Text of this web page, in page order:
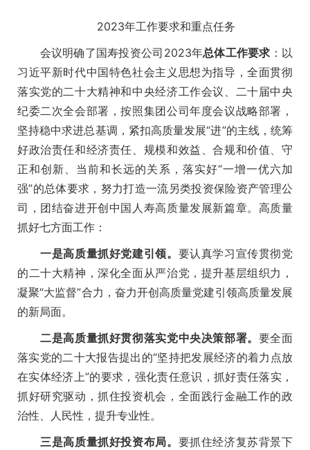
2023年工作要求和重点任务
会议明确了国寿投资公司2023年总体工作要求 ：以
习近平新时代中国特色社会主义思想为指导，全面贯彻
落实党的二十大精神和中央经济工作会议、二十届中央
纪委二次全会部署，按照集团公司年度会议战略部署，
坚持稳中求进总基调，紧扣高质量发展“进”的主线，统筹
好政治责任和经济责任、规模和效益、合规和价值、守
正和创新、当前和长远的关系，落实好“一增一优六加
强”的总体要求，努力打造一流另类投资保险资产管理公
司，团结奋进开创中国人寿高质量发展新篇章。高质量
抓好七方面工作：
一是高质量抓好党建引领。 要认真学习宣传贯彻党
的二十大精神，深化全面从严治党，提升基层组织力，
凝聚“大监督”合力，奋力开创高质量党建引领高质量发展
的新局面。
二是高质量抓好贯彻落实党中央决策部署。 要全面
落实党的二十大报告提出的“坚持把发展经济的着力点放
在实体经济上”的要求，强化责任意识，抓好责任落实，
抓好研究驱动，抓住投资机会，全面践行金融工作的政
治性、人民性，提升专业性。
三是高质量抓好投资布局。 要抓住经济复苏背景下